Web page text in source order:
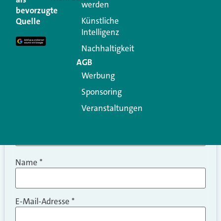
Ihre E-Mail-Adresse wird nicht veröffentlicht.
Erforderliche Felder sind mit
Kommentar
Name *
E-Mail-Adresse *
bevorzugte
Quelle
werden
Künstliche
Intelligenz
Nachhaltigkeit
AGB
Werbung
Sponsoring
Veranstaltungen